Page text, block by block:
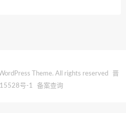
Theme. All rights reserved
晋
号-1
备案查询